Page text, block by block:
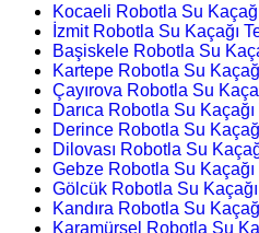
Kocaeli Robotla Su
İzmit Robotla Su Kaçağı
Başiskele Robotla Su
Kartepe Robotla Su
Çayırova Robotla Su
Darıca Robotla Su Kaçağı
Derince Robotla Su
Dilovası Robotla Su
Gebze Robotla Su Kaçağı
Gölcük Robotla Su
Kandıra Robotla Su
Karamürsel Robotla Su